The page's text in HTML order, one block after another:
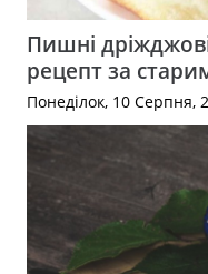
Пишні
рецепт за
Понеділок, 10 Серпня,